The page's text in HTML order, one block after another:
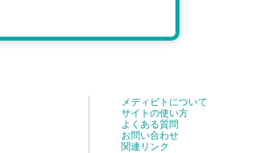
メディビトについて
サイトの使い方
よくある質問
お問い合わせ
関連リンク